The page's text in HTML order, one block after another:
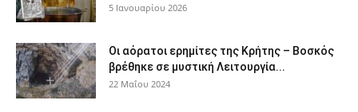
5 Ιανουαρίου 2026
Οι αόρατοι ερημίτες της Κρήτης – Βοσκός
βρέθηκε σε μυστική Λειτουργία...
22 Μαΐου 2024